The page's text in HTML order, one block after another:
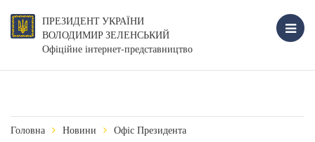
ПРЕЗИДЕНТ УКРАЇНИ
ВОЛОДИМИР ЗЕЛЕНСЬКИЙ
Офіційне інтернет-представництво
Головна Новини Офіс Президента